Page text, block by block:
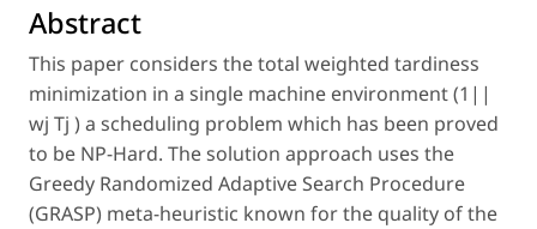
Abstract
This paper considers the total weighted tardiness
minimization in a single machine environment (1||
wj Tj ) a scheduling problem which has been proved
to be NP-Hard. The solution approach uses the
Greedy Randomized Adaptive Search Procedure
(GRASP) meta-heuristic known for the quality of the